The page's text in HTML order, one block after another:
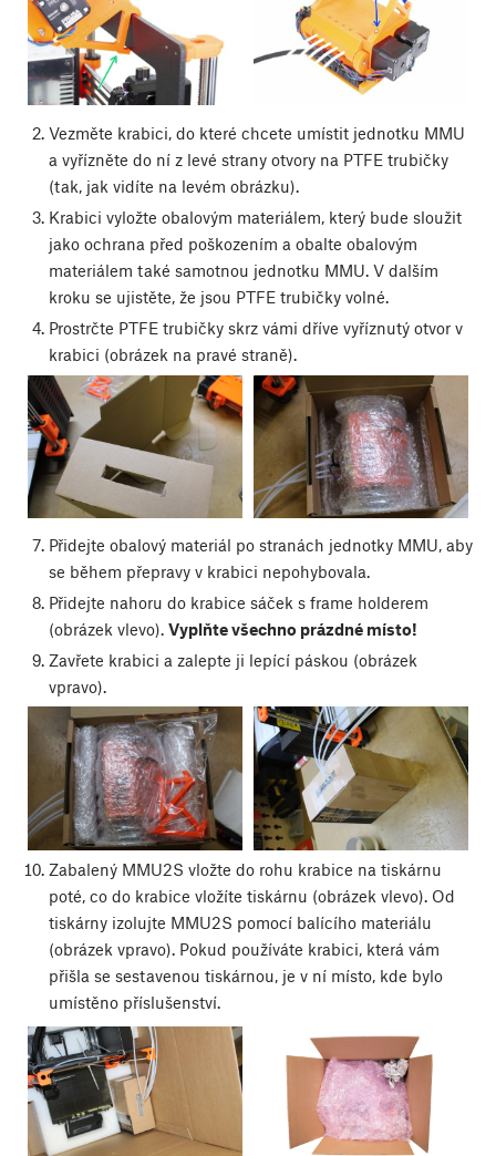
Vezměte krabici, do které chcete umístit jednotku MMU
a vyřízněte do ní z levé strany otvory na PTFE trubičky
(tak, jak vidíte na levém obrázku).
Krabici vyložte obalovým materiálem, který bude sloužit
jako ochrana před poškozením a obalte obalovým
materiálem také samotnou jednotku MMU. V dalším
kroku se ujistěte, že jsou PTFE trubičky volné.
Prostrčte PTFE trubičky skrz vámi dříve vyříznutý otvor v
krabici (obrázek na pravé straně).
Přidejte obalový materiál po stranách jednotky MMU, aby
se během přepravy v krabici nepohybovala.
Přidejte nahoru do krabice sáček s frame holderem
(obrázek vlevo). Vyplňte všechno prázdné místo!
Zavřete krabici a zalepte ji lepící páskou (obrázek
vpravo).
Zabalený MMU2S vložte do rohu krabice na tiskárnu
poté, co do krabice vložíte tiskárnu (obrázek vlevo). Od
tiskárny izolujte MMU2S pomocí balícího materiálu
(obrázek vpravo). Pokud používáte krabici, která vám
přišla se sestavenou tiskárnou, je v ní místo, kde bylo
umístěno příslušenství.